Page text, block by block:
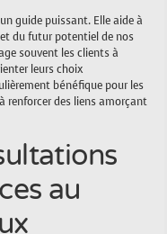
guide puissant. Elle aide à
du futur potentiel de nos
souvent les clients à
leurs choix
bénéfique pour les
renforcer des liens amorçant
au